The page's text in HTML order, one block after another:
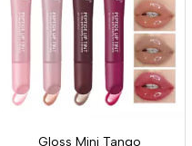
Gloss Mini Tango